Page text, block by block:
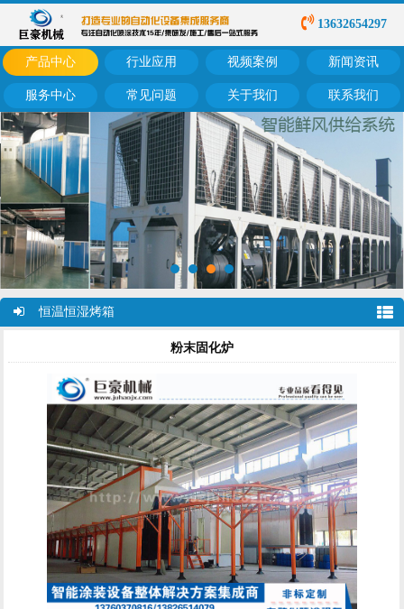
13632654297
产品中心 行业应用 视频案例 新闻资讯
服务中心 常见问题 关于我们 联系我们
恒温恒湿烤箱
粉末固化炉